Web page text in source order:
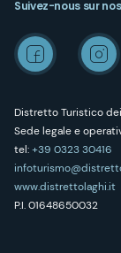
Distretto Turistico
Sede legale e
tel:+39 0323 30416
www.distrettolaghi.it
P.I. 01648650032
Suivez-nous sur